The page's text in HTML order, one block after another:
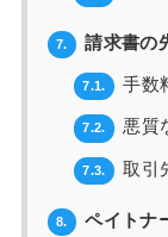
7. 請求書の
7.1. 手数
7.2. 悪質
7.3. 取引
8. ペイトナ